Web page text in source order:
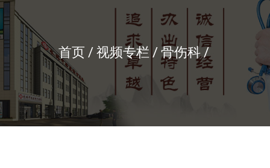
首页 视频专栏 骨伤科